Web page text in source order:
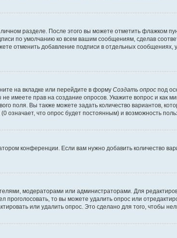
разделе. После этого вы можете отметить флажком
по умолчанию ко всем вашим сообщениям, сделав
отменить добавление подписи в отдельных сообщениях,
на вкладке или перейдите в форму Создать опрос под
имеете прав на создание опросов. Укажите вопрос и как
поля. Вы также можете задать количество вариантов,
что опрос будет постоянным) и возможность
конференции. Если вам нужно добавить количество
модераторами или администраторами. Для
проголосовать, то вы можете удалить опрос или
или удалить опрос. Это сделано для того, чтобы